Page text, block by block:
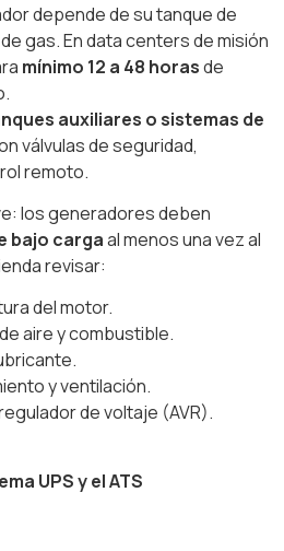
depende de su tanque de
gas. En data centers de misión
mínimo 12 a 48 horasde
auxiliares o sistemas de
válvulas de seguridad,
remoto.
los generadores deben
bajo cargaal menos una vez al
revisar:
del motor.
aire y combustible.
y ventilación.
de voltaje (AVR).
UPS y el ATS